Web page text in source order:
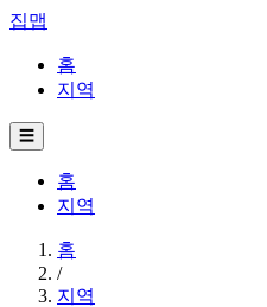
집맵
홈
지역
☰
홈
지역
홈
/
지역